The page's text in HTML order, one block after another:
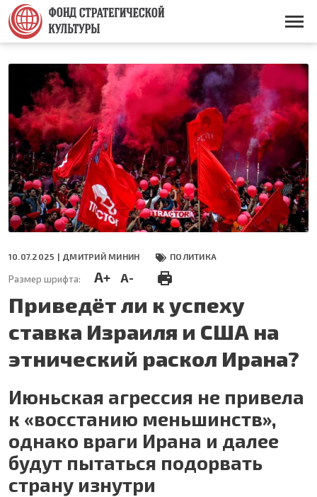
Перейти
основному
содержанию
Основная
10.07.2025 | ДМИТРИЙ МИНИН ПОЛИТИКА
Размер шрифта: A+ A-
Приведёт ли к успеху
ставка Израиля и США на
этнический раскол Ирана?
Июньская агрессия не привела
к «восстанию меньшинств»,
однако враги Ирана и далее
будут пытаться подорвать
страну изнутри